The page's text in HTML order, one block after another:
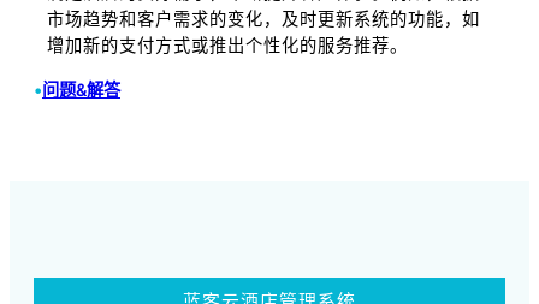
市场趋势和客户需求的变化，及时更新系统的功能，如
增加新的支付方式或推出个性化的服务推荐。
•问题&解答